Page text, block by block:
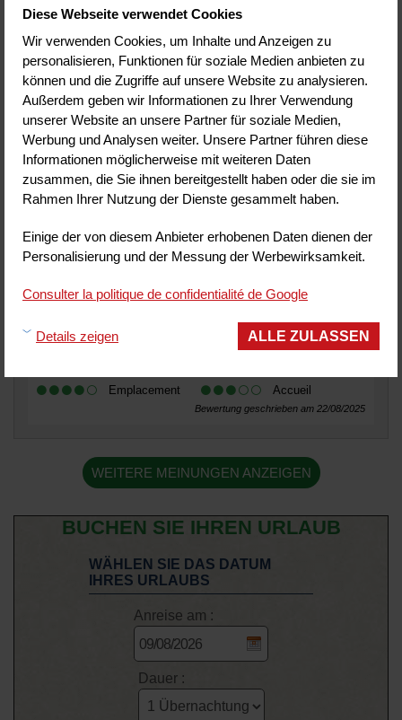
Diese Webseite verwendet Cookies
Wir verwenden Cookies, um Inhalte und Anzeigen zu
personalisieren, Funktionen für soziale Medien anbieten zu
können und die Zugriffe auf unsere Website zu analysieren.
Außerdem geben wir Informationen zu Ihrer Verwendung
unserer Website an unsere Partner für soziale Medien,
Werbung und Analysen weiter. Unsere Partner führen diese
Informationen möglicherweise mit weiteren Daten
zusammen, die Sie ihnen bereitgestellt haben oder die sie im
Rahmen Ihrer Nutzung der Dienste gesammelt haben.
Einige der von diesem Anbieter erhobenen Daten dienen der
Personalisierung und der Messung der Werbewirksamkeit.
Consulter la politique de confidentialité de Google
ALLE ZULASSEN
Details zeigen
Auf der Website hinterlassene Meinungen:
August 2025 Céline Bewertung: 4 / 5
Literie Service
Chambre Petit déjeuner
Propreté
Rapport
qualité/prix
Emplacement Accueil
Bewertung geschrieben am 24/08/2025
August 2025 AnneMarie Bewertung: 4 / 5
Dommage nous avons dû changer de chambre pour la 2 ème
Literie
Service
Petit déjeuner
Rapport
Emplacement Accueil
Bewertung geschrieben am 22/08/2025
WEITERE MEINUNGEN ANZEIGEN
BUCHEN SIE IHREN URLAUB
WÄHLEN SIE DAS DATUM
IHRES URLAUBS
Anreise am :
Dauer :